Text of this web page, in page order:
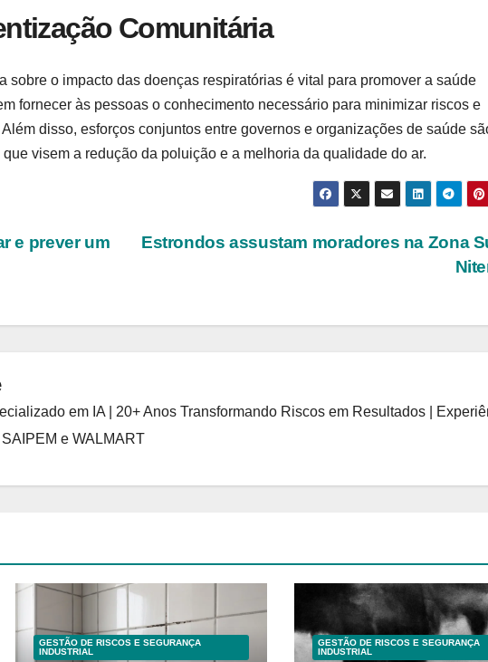
Comunitária
sobre o impacto das doenças respiratórias é vital para promover a saúde
fornecer às pessoas o conhecimento necessário para minimizar riscos e
disso, esforços conjuntos entre governos e organizações de saúde
visem a redução da poluição e a melhoria da qualidade do ar.
Estrondos assustam moradores na Zona
e prever um
em IA | 20+ Anos Transformando Riscos em Resultados |
e WALMART
GESTÃO DE RISCOS E SEGURANÇA
INDUSTRIAL
GESTÃO DE RISCOS E SEGURANÇA
INDUSTRIAL